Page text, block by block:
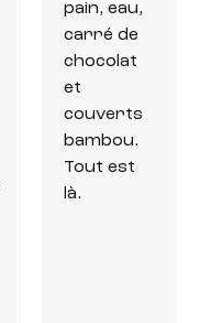
pain, eau,
carré de
chocolat
et
couverts
bambou.
Tout est
là.